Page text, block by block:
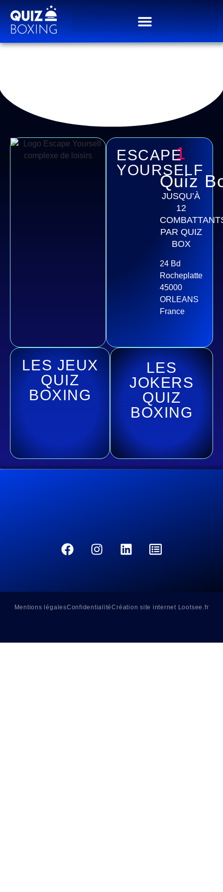
ESCAPE
YOURSELF
Réserver
1
Quiz
JUSQU’À
12
PAR QUIZ
BOX
24 Bd
Rocheplatte
45000
ORLEANS
France
LES JEUX
QUIZ
BOXING
LES
JOKERS
QUIZ
BOXING
Mentions légalesConfidentialitéCréation site internet Lootsee.fr